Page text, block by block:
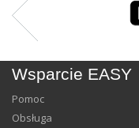
Wsparcie EASY
Pomoc
Obsługa